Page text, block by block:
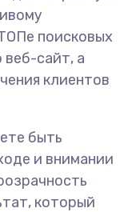
поисковых
веб-сайт, а
клиентов
быть
и внимании
который